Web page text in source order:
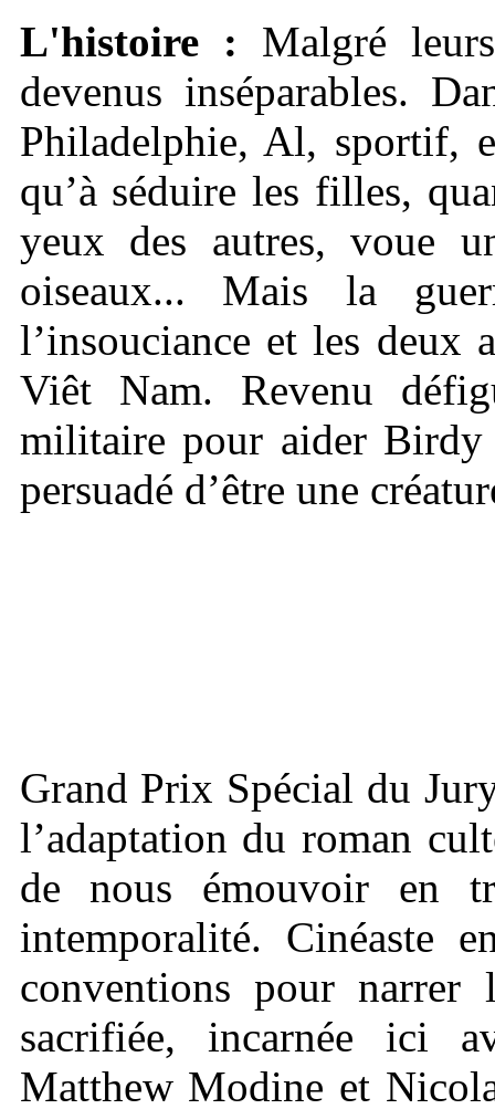
L'histoire : Malgré
devenus inséparables.
Philadelphie, Al, sportif,
qu’à séduire les filles,
yeux des autres, voue
oiseaux... Mais la
l’insouciance et les deux
Viêt Nam. Revenu
militaire pour aider
persuadé d’être une
Grand Prix Spécial du
l’adaptation du roman
de nous émouvoir en
intemporalité. Cinéaste
conventions pour narrer
sacrifiée, incarnée ici
Matthew Modine et